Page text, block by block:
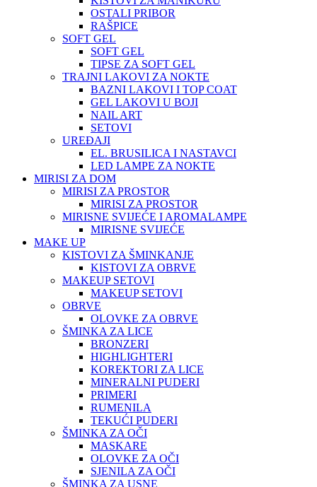
OSTALI PRIBOR
RAŠPICE
SOFT GEL
SOFT GEL
TIPSE ZA SOFT GEL
TRAJNI LAKOVI ZA NOKTE
BAZNI LAKOVI I TOP COAT
GEL LAKOVI U BOJI
NAIL ART
SETOVI
UREĐAJI
EL. BRUSILICA I NASTAVCI
LED LAMPE ZA NOKTE
MIRISI ZA DOM
MIRISI ZA PROSTOR
MIRISI ZA PROSTOR
MIRISNE SVIJEĆE I AROMALAMPE
MIRISNE SVIJEĆE
MAKE UP
KISTOVI ZA ŠMINKANJE
KISTOVI ZA OBRVE
MAKEUP SETOVI
MAKEUP SETOVI
OBRVE
OLOVKE ZA OBRVE
ŠMINKA ZA LICE
BRONZERI
HIGHLIGHTERI
KOREKTORI ZA LICE
MINERALNI PUDERI
PRIMERI
RUMENILA
TEKUĆI PUDERI
ŠMINKA ZA OČI
MASKARE
OLOVKE ZA OČI
SJENILA ZA OČI
ŠMINKA ZA USNE